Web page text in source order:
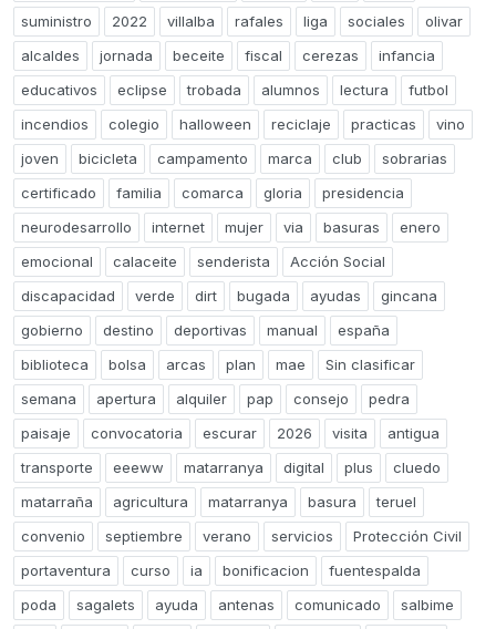
suministro
2022 villalba rafales liga sociales
olivar
alcaldes
jornada beceite fiscal cerezas
infancia
educativos
eclipse trobada alumnos lectura
futbol
incendios
colegio halloween reciclaje practicas
vino
joven
bicicleta campamento marca club
sobrarias
certificado
familia comarca gloria
presidencia
neurodesarrollo
internet mujer via basuras
enero
emocional
calaceite senderista
Acción Social
discapacidad
verde dirt bugada ayudas
gincana
gobierno
destino deportivas manual
españa
biblioteca
bolsa arcas plan mae
Sin clasificar
semana
apertura alquiler pap consejo
pedra
paisaje
convocatoria escurar 2026 visita
antigua
transporte
eeeww matarranya digital plus
cluedo
matarraña
agricultura matarranya basura
teruel
convenio
septiembre verano servicios
Protección Civil
portaventura
curso ia bonificacion
fuentespalda
poda
sagalets ayuda antenas comunicado
salbime